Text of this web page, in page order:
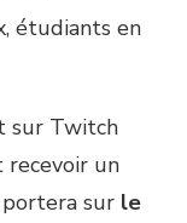
étudiants en
sur Twitch
recevoir un
sur le